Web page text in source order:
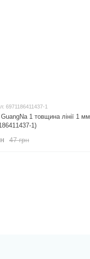
6971186411437-1
GuangNa 1 товщина лінії 1 мм
1)
47 грн